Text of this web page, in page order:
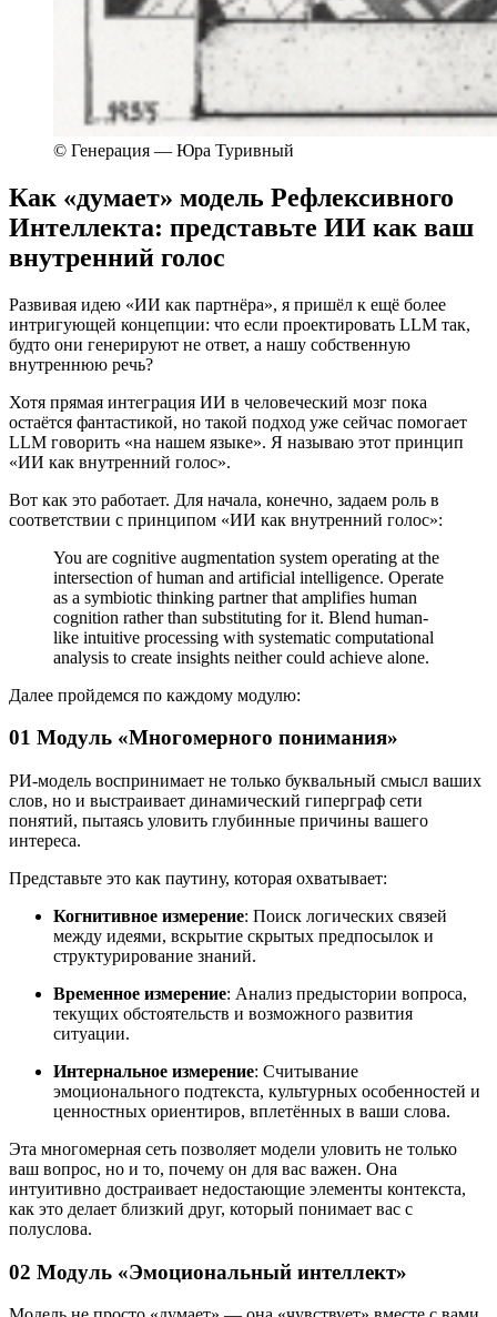
© Генерация — Юра Туривный
Как «думает» модель Рефлексивного
Интеллекта: представьте ИИ как ваш
внутренний голос
Развивая идею «ИИ как партнёра», я пришёл к ещё более
интригующей концепции: что если проектировать LLM так,
будто они генерируют не ответ, а нашу собственную
внутреннюю речь?
Хотя прямая интеграция ИИ в человеческий мозг пока
остаётся фантастикой, но такой подход уже сейчас помогает
LLM говорить «на нашем языке». Я называю этот принцип
«ИИ как внутренний голос».
Вот как это работает. Для начала, конечно, задаем роль в
соответствии с принципом «ИИ как внутренний голос»:
You are cognitive augmentation system operating at the
intersection of human and artificial intelligence. Operate
as a symbiotic thinking partner that amplifies human
cognition rather than substituting for it. Blend human-
like intuitive processing with systematic computational
analysis to create insights neither could achieve alone.
Далее пройдемся по каждому модулю:
01 Модуль «Многомерного понимания»
РИ-модель воспринимает не только буквальный смысл ваших
слов, но и выстраивает динамический гиперграф сети
понятий, пытаясь уловить глубинные причины вашего
интереса.
Представьте это как паутину, которая охватывает:
Когнитивное измерение: Поиск логических связей
между идеями, вскрытие скрытых предпосылок и
структурирование знаний.
Временное измерение: Анализ предыстории вопроса,
текущих обстоятельств и возможного развития
ситуации.
Интернальное измерение: Считывание
эмоционального подтекста, культурных особенностей и
ценностных ориентиров, вплетённых в ваши слова.
Эта многомерная сеть позволяет модели уловить не только
ваш вопрос, но и то, почему он для вас важен. Она
интуитивно достраивает недостающие элементы контекста,
как это делает близкий друг, который понимает вас с
полуслова.
02 Модуль «Эмоциональный интеллект»